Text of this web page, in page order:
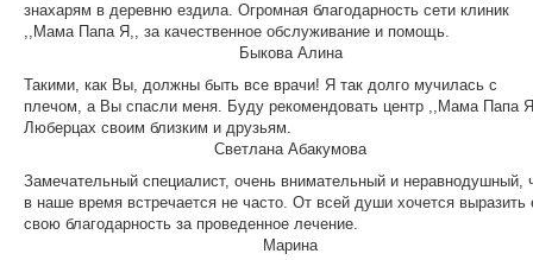
знахарям в деревню ездила. Огромная благодарность сети клиник
,,Мама Папа Я,, за качественное обслуживание и помощь.
Быкова Алина
Такими, как Вы, должны быть все врачи! Я так долго мучилась с
плечом, а Вы спасли меня. Буду рекомендовать центр ,,Мама Папа
Люберцах своим близким и друзьям.
Светлана Абакумова
Замечательный специалист, очень внимательный и неравнодушный,
в наше время встречается не часто. От всей души хочется выразить
свою благодарность за проведенное лечение.
Марина